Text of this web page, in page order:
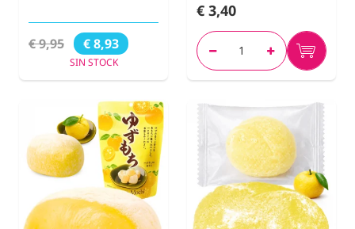
€ 9,95 € 8,93
SIN STOCK
€ 3,40